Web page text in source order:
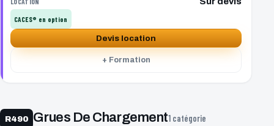
CACES® en option
Devis location
+ Formation
R490 Grues De Chargement1 catégorie